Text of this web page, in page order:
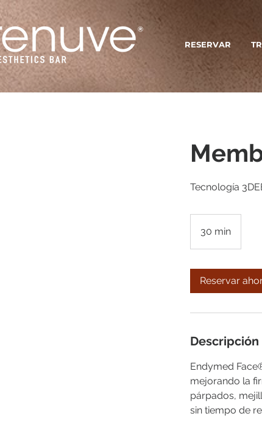
RESERVAR
Tecnología
30 min
0
Reservar
Endymed
mejorando la
párpados,
sin tiempo de